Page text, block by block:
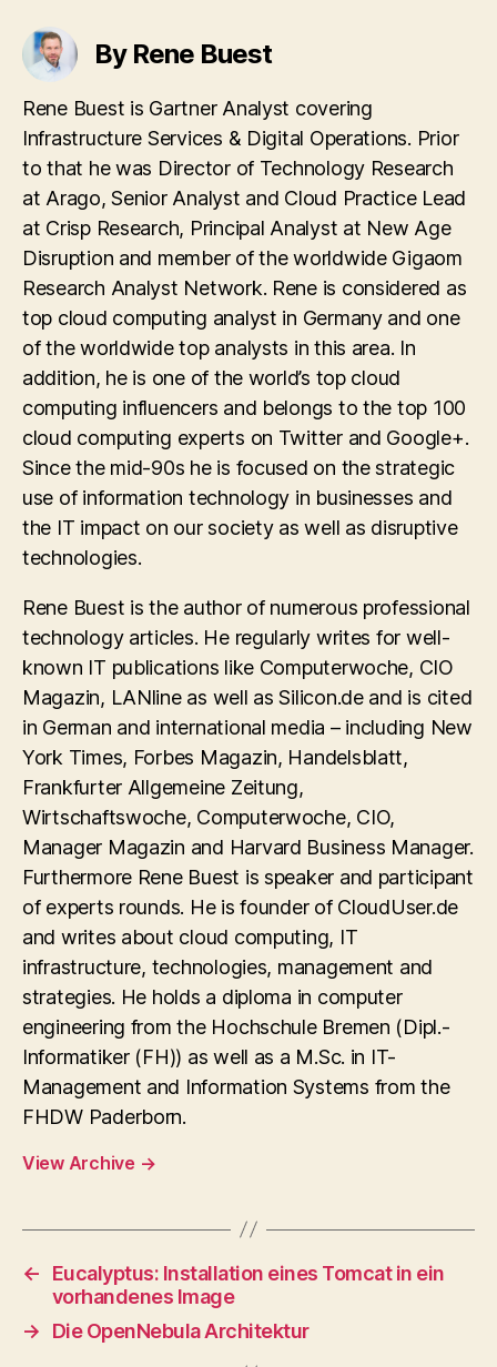
By Rene Buest
Rene Buest is Gartner Analyst covering
Infrastructure Services & Digital Operations. Prior
to that he was Director of Technology Research
at Arago, Senior Analyst and Cloud Practice Lead
at Crisp Research, Principal Analyst at New Age
Disruption and member of the worldwide Gigaom
Research Analyst Network. Rene is considered as
top cloud computing analyst in Germany and one
of the worldwide top analysts in this area. In
addition, he is one of the world’s top cloud
computing influencers and belongs to the top 100
cloud computing experts on Twitter and Google+.
Since the mid-90s he is focused on the strategic
use of information technology in businesses and
the IT impact on our society as well as disruptive
technologies.
Rene Buest is the author of numerous professional
technology articles. He regularly writes for well-
known IT publications like Computerwoche, CIO
Magazin, LANline as well as Silicon.de and is cited
in German and international media – including New
York Times, Forbes Magazin, Handelsblatt,
Frankfurter Allgemeine Zeitung,
Wirtschaftswoche, Computerwoche, CIO,
Manager Magazin and Harvard Business Manager.
Furthermore Rene Buest is speaker and participant
of experts rounds. He is founder of CloudUser.de
and writes about cloud computing, IT
infrastructure, technologies, management and
strategies. He holds a diploma in computer
engineering from the Hochschule Bremen (Dipl.-
Informatiker (FH)) as well as a M.Sc. in IT-
Management and Information Systems from the
FHDW Paderborn.
View Archive →
←
Eucalyptus: Installation eines Tomcat in ein
vorhandenes Image
→
Die OpenNebula Architektur